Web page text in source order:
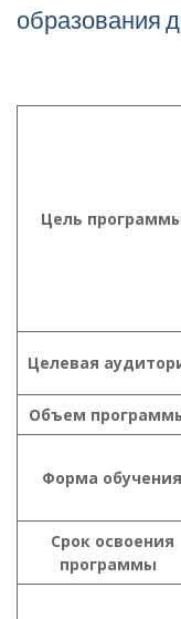
образования
Цель
Целевая
Объем
Форма обучения
Срок освоения
программы